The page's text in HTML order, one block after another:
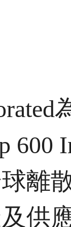
600
離
供